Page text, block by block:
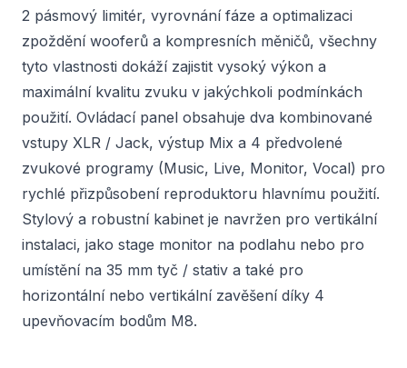
2 pásmový limitér, vyrovnání fáze a optimalizaci
zpoždění wooferů a kompresních měničů, všechny
tyto vlastnosti dokáží zajistit vysoký výkon a
maximální kvalitu zvuku v jakýchkoli podmínkách
použití. Ovládací panel obsahuje dva kombinované
vstupy XLR / Jack, výstup Mix a 4 předvolené
zvukové programy (Music, Live, Monitor, Vocal) pro
rychlé přizpůsobení reproduktoru hlavnímu použití.
Stylový a robustní kabinet je navržen pro vertikální
instalaci, jako stage monitor na podlahu nebo pro
umístění na 35 mm tyč / stativ a také pro
horizontální nebo vertikální zavěšení díky 4
upevňovacím bodům M8.